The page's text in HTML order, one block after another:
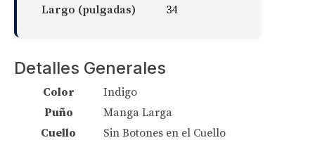
Largo (pulgadas) 34
Detalles Generales
Color
Indigo
Puño
Manga Larga
Cuello
Sin Botones en el Cuello